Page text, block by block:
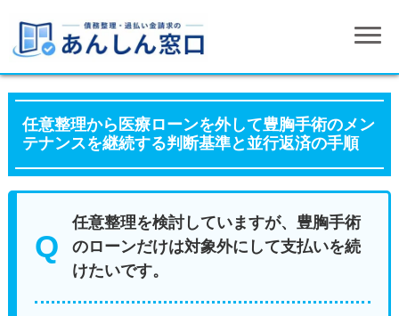
任意整理から医療ローンを外して豊胸手術のメン
テナンスを継続する判断基準と並行返済の手順
任意整理を検討していますが、豊胸手術
のローンだけは対象外にして支払いを続
けたいです。